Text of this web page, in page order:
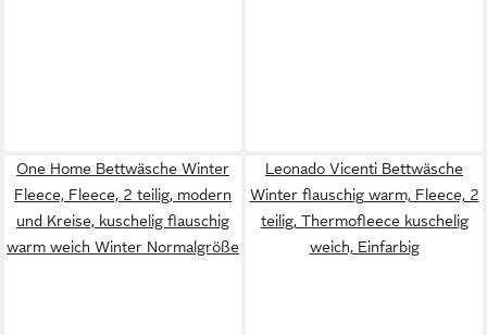
One Home Bettwäsche Winter
Fleece, Fleece, 2 teilig, modern
und Kreise, kuschelig flauschig
warm weich Winter Normalgröße
Leonado Vicenti Bettwäsche
Winter flauschig warm, Fleece, 2
teilig, Thermofleece kuschelig
weich, Einfarbig